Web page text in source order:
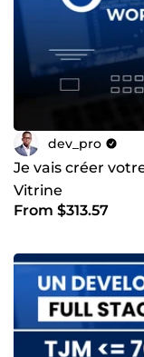
dev_pro
Je vais créer
Vitrine
From $313.57